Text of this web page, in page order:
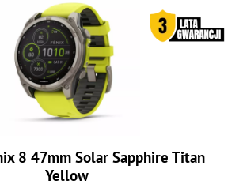
8 47mm Solar Sapphire Titan
Yellow